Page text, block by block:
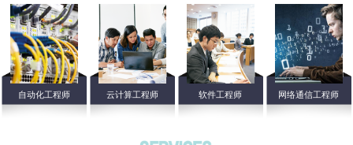
自动化工程师 云计算工程师 软件工程师 网络通信工程师